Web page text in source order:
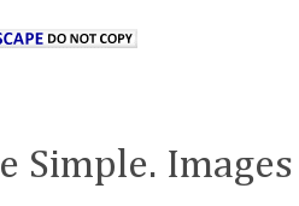
Simple.